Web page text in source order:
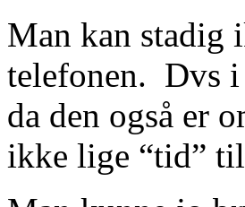
Man kan stadig
telefonen. Dvs i
da den også er
ikke lige “tid”